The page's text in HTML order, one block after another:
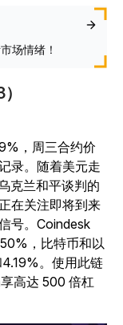
场情绪！
，周三合约价
录。随着美元走
克兰和平谈判的
在关注即将到来
号。Coindesk
，比特币和以
。使用此链
高达 500 倍杠